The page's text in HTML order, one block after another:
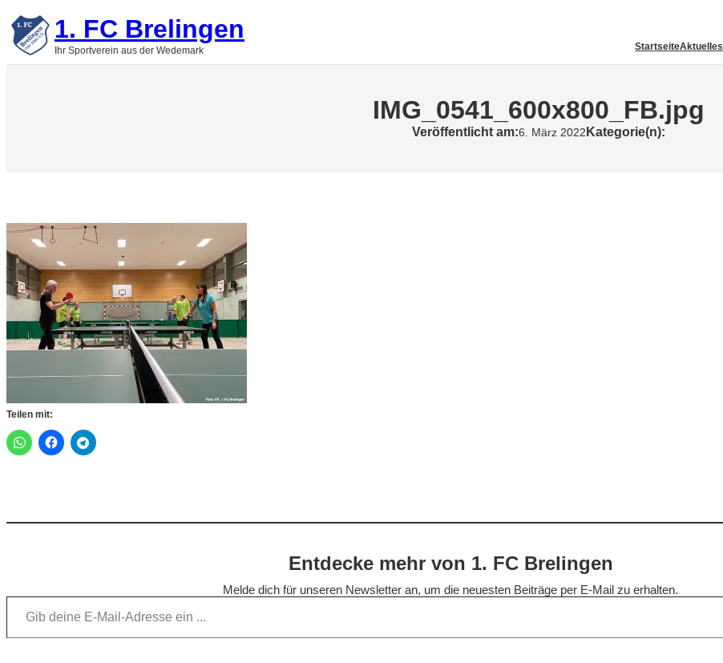
Zum
Inhalt
springen1. FC Brelingen
Ihr Sportverein aus der Wedemark StartseiteAktuelles
IMG_0541_600x800_FB.jpg
Veröffentlicht am:6. März 2022 Kategorie(n):
Teilen mit:
Entdecke mehr von 1. FC Brelingen
Melde dich für unseren Newsletter an, um die neuesten Beiträge per E-Mail zu erhalten.
Gib deine E-Mail-Adresse ein …